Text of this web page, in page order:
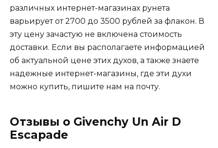
различных интернет-магазинах рунета
варьирует от 2700 до 3500 рублей за флакон. В
эту цену зачастую не включена стоимость
доставки. Если вы располагаете информацией
об актуальной цене этих духов, а также знаете
надежные интернет-магазины, где эти духи
можно купить, пишите нам на почту.
Отзывы о Givenchy Un Air D
Escapade